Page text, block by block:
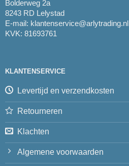
Bolderweg 2a
8243 RD Lelystad
E-mail: klantenservice@arlytrading.nl
KVK: 81693761
KLANTENSERVICE
Levertijd en verzendkosten
Retourneren
Klachten
Algemene voorwaarden